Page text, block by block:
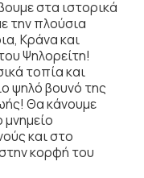
στα ιστορικά
την πλούσια
Κράνα και
Ψηλορείτη!
τοπία και
ψηλό βουνό της
Θα κάνουµε
και στο
κορφή του